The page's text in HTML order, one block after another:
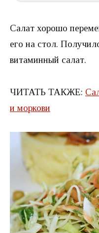
Салат хорошо
его на стол.
витаминный салат.
ЧИТАТЬ ТАКЖЕ:
и моркови